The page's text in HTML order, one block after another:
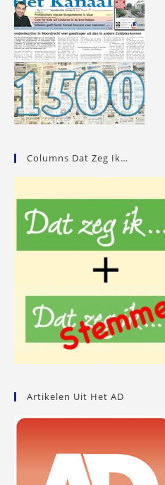
Columns Dat Zeg Ik…
Artikelen Uit Het AD